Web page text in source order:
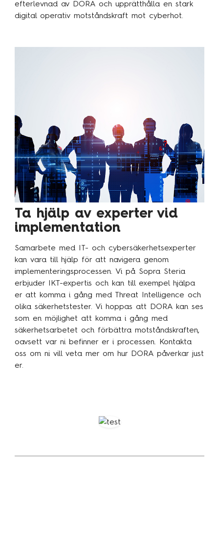
efterlevnad av DORA och upprätthålla en stark
digital operativ motståndskraft mot cyberhot.
Ta hjälp av experter vid
implementation
Samarbete med IT- och cybersäkerhetsexperter
kan vara till hjälp för att navigera genom
implementeringsprocessen. Vi på Sopra Steria
erbjuder IKT-expertis och kan till exempel hjälpa
er att komma i gång med Threat Intelligence och
olika säkerhetstester. Vi hoppas att DORA kan ses
som en möjlighet att komma i gång med
säkerhetsarbetet och förbättra motståndskraften,
oavsett var ni befinner er i processen. Kontakta
oss om ni vill veta mer om hur DORA påverkar just
er.